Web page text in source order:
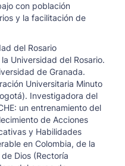
con población
y la facilitación de
del Rosario
Universidad del Rosario.
de Granada.
Universitaria Minuto
Investigadora del
un entrenamiento del
de Acciones
y Habilidades
en Colombia, de la
Dios (Rectoría